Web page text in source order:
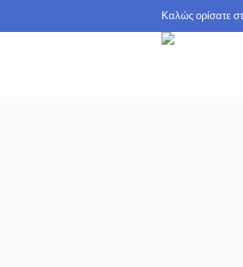
Καλώς